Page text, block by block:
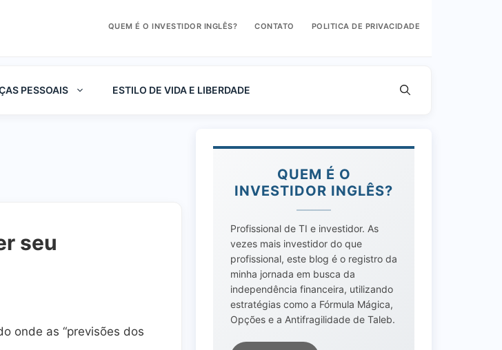
QUEM É O INVESTIDOR INGLÊS? CONTATO POLITICA DE PRIVACIDADE
PESSOAIS ESTILO DE VIDA E LIBERDADE
seu
onde as “previsões dos
QUEM É O
INVESTIDOR INGLÊS?
Profissional de TI e investidor. As
vezes mais investidor do que
profissional, este blog é o registro da
minha jornada em busca da
independência financeira, utilizando
estratégias como a Fórmula Mágica,
Opções e a Antifragilidade de Taleb.